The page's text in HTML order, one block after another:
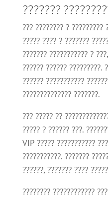
???????
??? ???????? ? ?????????
????? ???? ? ???????
??????? ??????????? ?
?????? ?????? ?????????.
?????? ???????????
?????????????? ???????.
??? ????? ??
????? ? ?????? ???.
VIP ????? ???????????
???????????. ???????
??????, ??????? ????
???????? ????????????